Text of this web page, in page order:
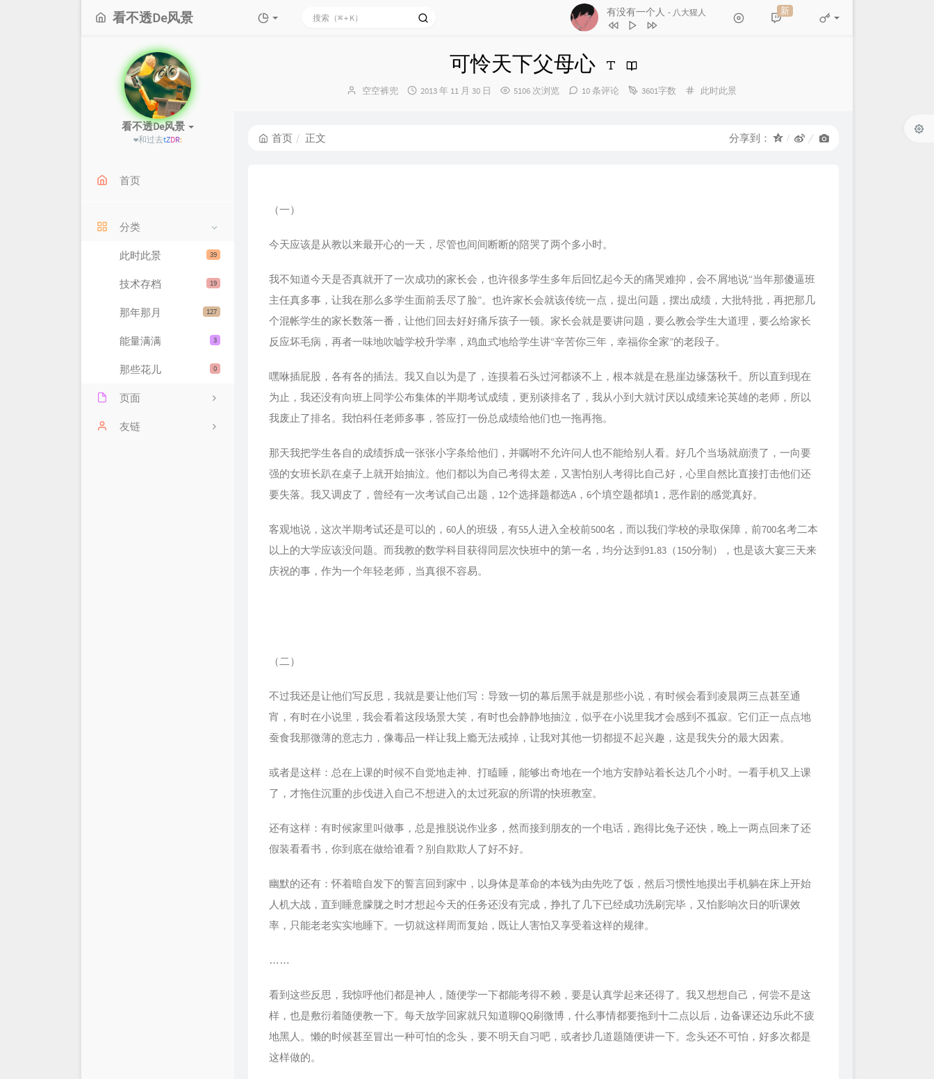
看不透De风景 有没有一个人 - 八大猩人
借过一下 (Live)
3 那春天的山坡 周深深
怪阿姨
新
看不透De风景
❤和过去过不去，跟未来合
首页
分类
39
此时此景
19
技术存档
127
那年那月
3
能量满满
0
那些花儿
页面
远亲近邻
友链
可怜天下父母心
博
空空裤兜
发
2013 年 11 月 30 日 5106 次浏览 10 条评论 3601字数
分
此时此景
首页 正文 分享到：
（一）
今天应该是从教以来最开心的一天，尽管也间间断断的陪哭了两个多小时。
我不知道今天是否真就开了一次成功的家长会，也许很多学生多年后回忆起今天的痛哭难抑，会不屑地说“当年那傻逼班
主任真多事，让我在那么多学生面前丢尽了脸”。也许家长会就该传统一点，提出问题，摆出成绩，大批特批，再把那几
个混帐学生的家长数落一番，让他们回去好好痛斥孩子一顿。家长会就是要讲问题，要么教会学生大道理，要么给家长
反应坏毛病，再者一味地吹嘘学校升学率，鸡血式地给学生讲“辛苦你三年，幸福你全家”的老段子。
嘿咻插屁股，各有各的插法。我又自以为是了，连摸着石头过河都谈不上，根本就是在悬崖边缘荡秋千。所以直到现在
为止，我还没有向班上同学公布集体的半期考试成绩，更别谈排名了，我从小到大就讨厌以成绩来论英雄的老师，所以
我废止了排名。我怕科任老师多事，答应打一份总成绩给他们也一拖再拖。
那天我把学生各自的成绩拆成一张张小字条给他们，并嘱咐不允许问人也不能给别人看。好几个当场就崩溃了，一向要
强的女班长趴在桌子上就开始抽泣。他们都以为自己考得太差，又害怕别人考得比自己好，心里自然比直接打击他们还
要失落。我又调皮了，曾经有一次考试自己出题，12个选择题都选A，6个填空题都填1，恶作剧的感觉真好。
客观地说，这次半期考试还是可以的，60人的班级，有55人进入全校前500名，而以我们学校的录取保障，前700名考二本
以上的大学应该没问题。而我教的数学科目获得同层次快班中的第一名，均分达到91.83（150分制），也是该大宴三天来
庆祝的事，作为一个年轻老师，当真很不容易。
（二）
不过我还是让他们写反思，我就是要让他们写：导致一切的幕后黑手就是那些小说，有时候会看到凌晨两三点甚至通
宵，有时在小说里，我会看着这段场景大笑，有时也会静静地抽泣，似乎在小说里我才会感到不孤寂。它们正一点点地
蚕食我那微薄的意志力，像毒品一样让我上瘾无法戒掉，让我对其他一切都提不起兴趣，这是我失分的最大因素。
或者是这样：总在上课的时候不自觉地走神、打瞌睡，能够出奇地在一个地方安静站着长达几个小时。一看手机又上课
了，才拖住沉重的步伐进入自己不想进入的太过死寂的所谓的快班教室。
还有这样：有时候家里叫做事，总是推脱说作业多，然而接到朋友的一个电话，跑得比兔子还快，晚上一两点回来了还
假装看看书，你到底在做给谁看？别自欺欺人了好不好。
幽默的还有：怀着暗自发下的誓言回到家中，以身体是革命的本钱为由先吃了饭，然后习惯性地摸出手机躺在床上开始
人机大战，直到睡意朦胧之时才想起今天的任务还没有完成，挣扎了几下已经成功洗刷完毕，又怕影响次日的听课效
率，只能老老实实地睡下。一切就这样周而复始，既让人害怕又享受着这样的规律。
……
看到这些反思，我惊呼他们都是神人，随便学一下都能考得不赖，要是认真学起来还得了。我又想想自己，何尝不是这
样，也是敷衍着随便教一下。每天放学回家就只知道聊QQ刷微博，什么事情都要拖到十二点以后，边备课还边乐此不疲
地黑人。懒的时候甚至冒出一种可怕的念头，要不明天自习吧，或者抄几道题随便讲一下。念头还不可怕，好多次都是
这样做的。